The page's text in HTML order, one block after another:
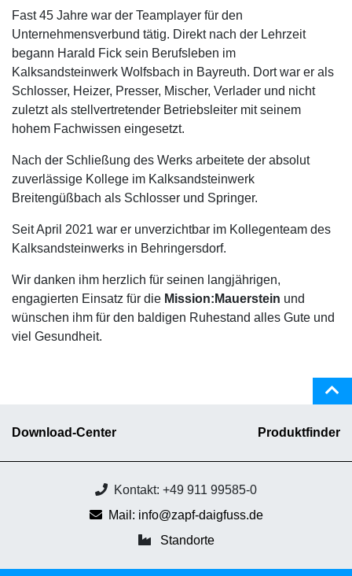
Fast 45 Jahre war der Teamplayer für den
Unternehmensverbund tätig. Direkt nach der Lehrzeit
begann Harald Fick sein Berufsleben im
Kalksandsteinwerk Wolfsbach in Bayreuth. Dort war er als
Schlosser, Heizer, Presser, Mischer, Verlader und nicht
zuletzt als stellvertretender Betriebsleiter mit seinem
hohem Fachwissen eingesetzt.
Nach der Schließung des Werks arbeitete der absolut
zuverlässige Kollege im Kalksandsteinwerk
Breitengüßbach als Schlosser und Springer.
Seit April 2021 war er unverzichtbar im Kollegenteam des
Kalksandsteinwerks in Behringersdorf.
Wir danken ihm herzlich für seinen langjährigen,
engagierten Einsatz für die Mission:Mauerstein und
wünschen ihm für den baldigen Ruhestand alles Gute und
viel Gesundheit.
Download-Center Produktfinder
Kontakt: +49 911 99585-0
Mail: info@zapf-daigfuss.de
Standorte